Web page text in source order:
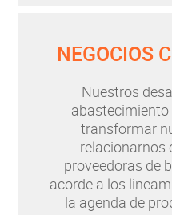
NEGOCIOS
Nuestros
transformar
relacionarnos
proveedoras de
acorde a los
la agenda de